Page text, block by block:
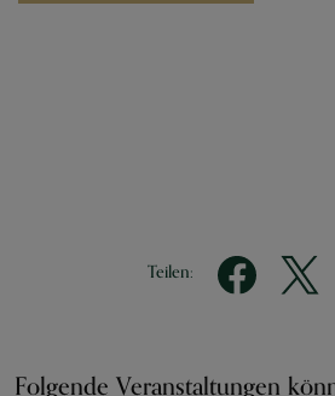
Teilen:
Folgende Veranstaltungen